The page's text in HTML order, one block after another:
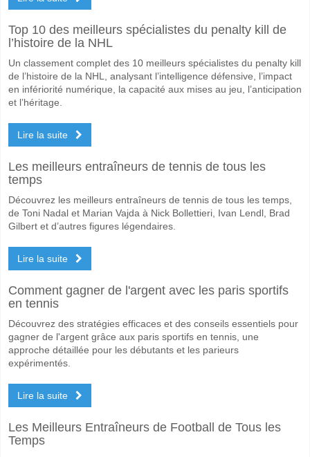
Top 10 des meilleurs spécialistes du penalty kill de
l’histoire de la NHL
Un classement complet des 10 meilleurs spécialistes du penalty kill
de l’histoire de la NHL, analysant l’intelligence défensive, l’impact
en infériorité numérique, la capacité aux mises au jeu, l’anticipation
et l’héritage.
Lire la suite
Les meilleurs entraîneurs de tennis de tous les
temps
Découvrez les meilleurs entraîneurs de tennis de tous les temps,
de Toni Nadal et Marian Vajda à Nick Bollettieri, Ivan Lendl, Brad
Gilbert et d’autres figures légendaires.
Lire la suite
Comment gagner de l'argent avec les paris sportifs
en tennis
Découvrez des stratégies efficaces et des conseils essentiels pour
gagner de l'argent grâce aux paris sportifs en tennis, une
approche détaillée pour les débutants et les parieurs
expérimentés.
Lire la suite
Les Meilleurs Entraîneurs de Football de Tous les
Temps